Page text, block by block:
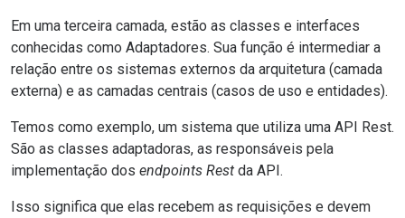
Em uma terceira camada, estão as classes e interfaces
conhecidas como Adaptadores. Sua função é intermediar a
relação entre os sistemas externos da arquitetura (camada
externa) e as camadas centrais (casos de uso e entidades).
Temos como exemplo, um sistema que utiliza uma API Rest.
São as classes adaptadoras, as responsáveis pela
implementação dos endpoints Rest da API.
Isso significa que elas recebem as requisições e devem